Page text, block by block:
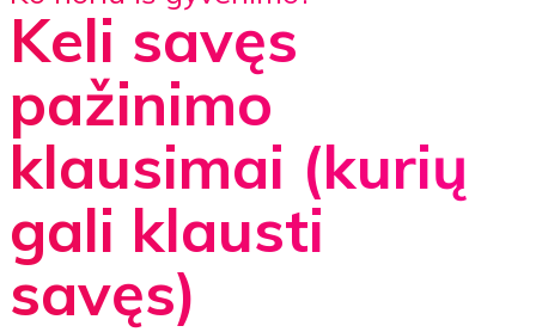
Keli savęs
pažinimo
klausimai (kurių
gali klausti
savęs)